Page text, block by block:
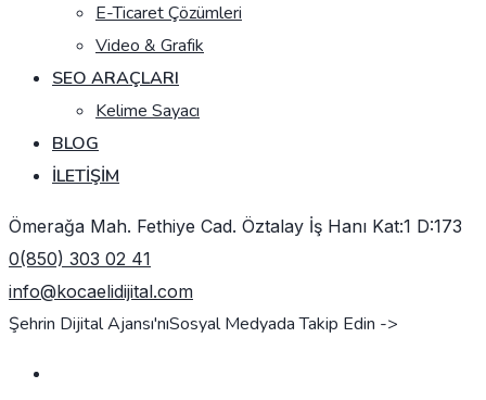
E-Ticaret Çözümleri
Video & Grafik
SEO ARAÇLARI
Kelime Sayacı
BLOG
İLETIŞIM
Ömerağa Mah. Fethiye Cad. Öztalay İş Hanı Kat:1 D:173
0(850) 303 02 41
info@kocaelidijital.com
Şehrin Dijital Ajansı'nıSosyal Medyada Takip Edin ->